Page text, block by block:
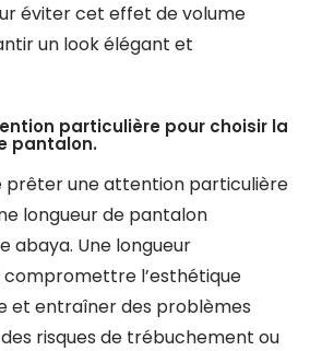
éviter cet effet de volume
un look élégant et
particulière pour choisir la
pantalon.
prêter une attention particulière
longueur de pantalon
abaya. Une longueur
l’esthétique
et entraîner des problèmes
risques de trébuchement ou